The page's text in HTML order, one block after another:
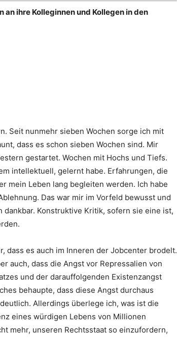
ihre Kolleginnen und Kollegen in den
Seit nunmehr sieben Wochen sorge ich mit
dass es schon sieben Wochen sind. Mir
gestartet. Wochen mit Hochs und Tiefs.
intellektuell, gelernt habe. Erfahrungen, die
mein Leben lang begleiten werden. Ich habe
Das war mir im Vorfeld bewusst und
Konstruktive Kritik, sofern sie eine ist,
dass es auch im Inneren der Jobcenter brodelt.
auch, dass die Angst vor Repressalien von
und der darauffolgenden Existenzangst
behaupte, dass diese Angst durchaus
Allerdings überlege ich, was ist die
eines würdigen Lebens von Millionen
mehr, unseren Rechtsstaat so einzufordern,